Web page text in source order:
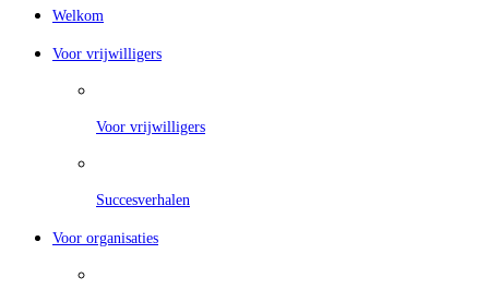
Welkom
Voor vrijwilligers
Voor vrijwilligers
Succesverhalen
Voor organisaties